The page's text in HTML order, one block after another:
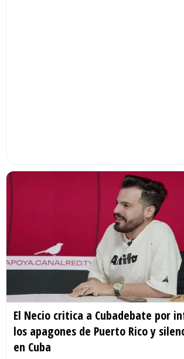
El Necio critica a Cubadebate por
los apagones de Puerto Rico y
en Cuba